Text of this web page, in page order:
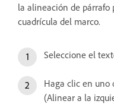
la alineación de párrafo
cuadrícula del marco.
Seleccione el
Haga clic en uno
(Alinear a la